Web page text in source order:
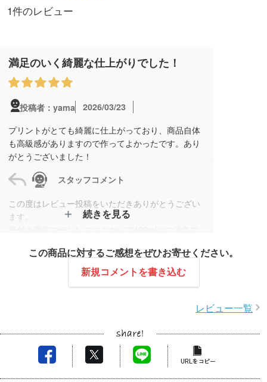
1件のレビュー
満足のいく綺麗な仕上がりでした！
投稿者：yama
2026/03/23
プリントがとても綺麗に仕上がっており、商品自体
も高級感がありますので作ってよかったです。あり
がとうございました！
スタッフコメント
この度はレビュー投稿をいただきありがとうござい
ます。
今回もレビューをお寄せいただき、大変嬉しく拝見
速な対応を心がけてまいります。
またのご利用を心よりお待ちしております。
続きを見る
この商品に対するご感想をぜひお寄せください。
新規コメントを書き込む
レビュー一覧